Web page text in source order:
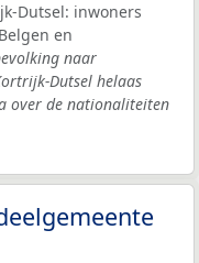
Dutsel: inwoners
en
naar
Dutsel helaas
over de nationaliteiten